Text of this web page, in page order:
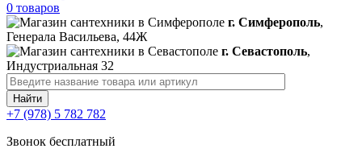
0 товаров
г. Симферополь,
Генерала Васильева, 44Ж
г. Севастополь,
Индустриальная 32
+7 (978) 5 782 782
Звонок бесплатный